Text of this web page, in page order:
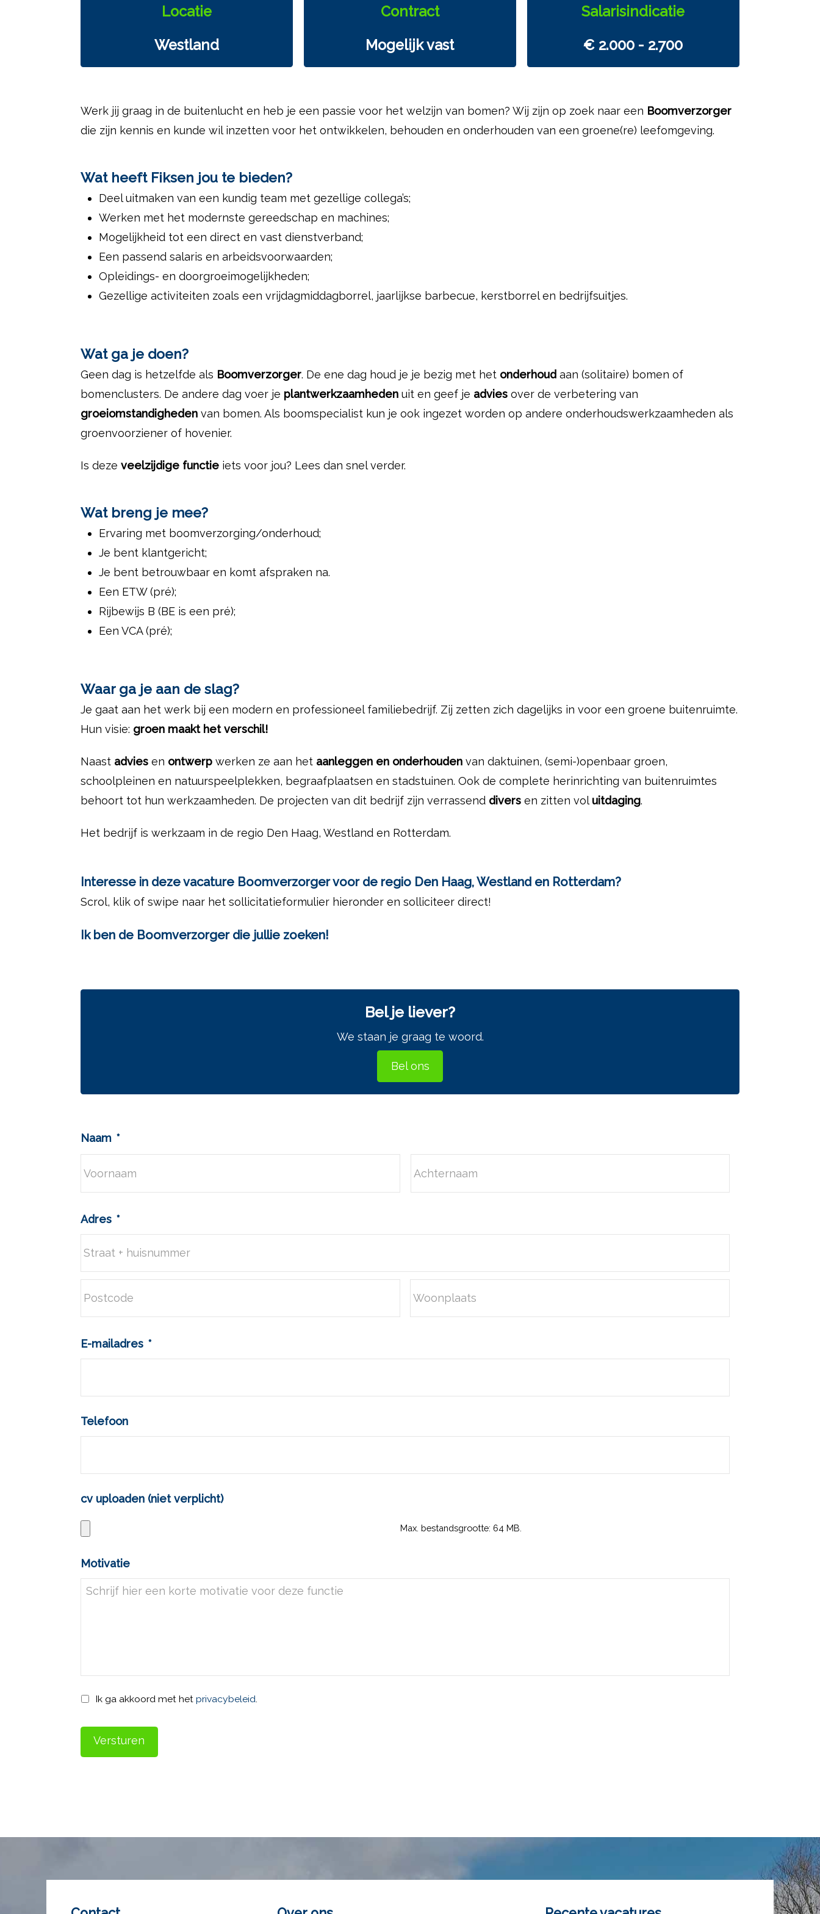
Locatie
Westland
Contract
Mogelijk vast
Salarisindicatie
€ 2.000 - 2.700
Werk jij graag in de buitenlucht en heb je een passie voor het welzijn van bomen? Wij zijn op zoek naar een Boomverzorger
die zijn kennis en kunde wil inzetten voor het ontwikkelen, behouden en onderhouden van een groene(re) leefomgeving.
Wat heeft Fiksen jou te bieden?
Deel uitmaken van een kundig team met gezellige collega’s;
Werken met het modernste gereedschap en machines;
Mogelijkheid tot een direct en vast dienstverband;
Een passend salaris en arbeidsvoorwaarden;
Opleidings- en doorgroeimogelijkheden;
Gezellige activiteiten zoals een vrijdagmiddagborrel, jaarlijkse barbecue, kerstborrel en bedrijfsuitjes.
Wat ga je doen?
Geen dag is hetzelfde als Boomverzorger. De ene dag houd je je bezig met het onderhoud aan (solitaire) bomen of
bomenclusters. De andere dag voer je plantwerkzaamheden uit en geef je advies over de verbetering van
groeiomstandigheden van bomen. Als boomspecialist kun je ook ingezet worden op andere onderhoudswerkzaamheden als
groenvoorziener of hovenier.
Is deze veelzijdige functie iets voor jou? Lees dan snel verder.
Wat breng je mee?
Ervaring met boomverzorging/onderhoud;
Je bent klantgericht;
Je bent betrouwbaar en komt afspraken na.
Een ETW (pré);
Rijbewijs B (BE is een pré);
Een VCA (pré);
Waar ga je aan de slag?
Je gaat aan het werk bij een modern en professioneel familiebedrijf. Zij zetten zich dagelijks in voor een groene buitenruimte.
Hun visie: groen maakt het verschil!
Naast advies en ontwerp werken ze aan het aanleggen en onderhouden van daktuinen, (semi-)openbaar groen,
schoolpleinen en natuurspeelplekken, begraafplaatsen en stadstuinen. Ook de complete herinrichting van buitenruimtes
behoort tot hun werkzaamheden. De projecten van dit bedrijf zijn verrassend divers en zitten vol uitdaging.
Het bedrijf is werkzaam in de regio Den Haag, Westland en Rotterdam.
Interesse in deze vacature Boomverzorger voor de regio Den Haag, Westland en Rotterdam?
Scrol, klik of swipe naar het sollicitatieformulier hieronder en solliciteer direct!
Ik ben de Boomverzorger die jullie zoeken!
Bel je liever?
We staan je graag te woord.
Bel ons
Naam *
Adres *
E-mailadres *
Telefoon
cv uploaden (niet verplicht)
Max. bestandsgrootte: 64 MB.
Motivatie
Privacy *
Ik ga akkoord met het privacybeleid.